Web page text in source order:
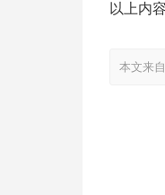
以上内
本文来